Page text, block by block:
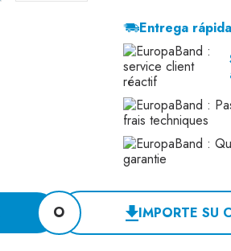
Entrega
O IMPORTE SU